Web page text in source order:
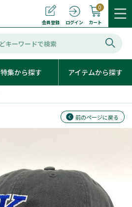
会員登録 ログイン カート
0
特集から探す アイテムから探す
前のページに戻る